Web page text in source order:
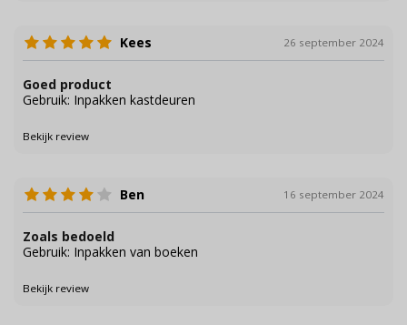
Kees 26 september 2024
Goed product
Gebruik: Inpakken kastdeuren
Bekijk review
Ben 16 september 2024
Zoals bedoeld
Gebruik: Inpakken van boeken
Bekijk review